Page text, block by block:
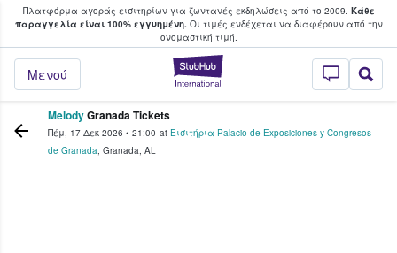
Πλατφόρμα αγοράς εισιτηρίων για ζωντανές εκδηλώσεις από το 2009. Κάθε
παραγγελία είναι 100% εγγυημένη.Οι τιμές ενδέχεται να διαφέρουν από την
oνομαστική τιμή.
StubHub - Όπου
Μενού
φαν αγοράζουν και πουλούν
MelodyGranada Tickets
Πέμ, 17 Δεκ 2026 • 21:00 at Εισιτήρια Palacio de Exposiciones y Congresos
de Granada, Granada, AL